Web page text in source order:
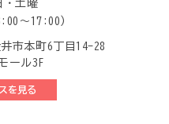
・土曜
～17:00）
市本町6丁目14-28
ール3F
を見る